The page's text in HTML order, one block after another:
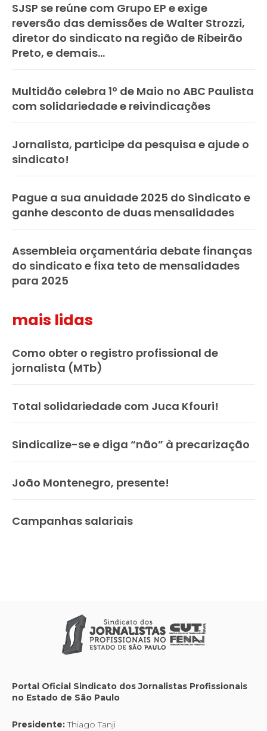
SJSP se reúne com Grupo EP e exige
reversão das demissões de Walter Strozzi,
diretor do sindicato na região de Ribeirão
Preto, e demais...
Multidão celebra 1º de Maio no ABC Paulista
com solidariedade e reivindicações
Jornalista, participe da pesquisa e ajude o
sindicato!
Pague a sua anuidade 2025 do Sindicato e
ganhe desconto de duas mensalidades
Assembleia orçamentária debate finanças
do sindicato e fixa teto de mensalidades
para 2025
mais lidas
Como obter o registro profissional de
jornalista (MTb)
Total solidariedade com Juca Kfouri!
Sindicalize-se e diga “não” à precarização
João Montenegro, presente!
Campanhas salariais
Portal Oficial Sindicato dos Jornalistas Profissionais
no Estado de São Paulo
Presidente:Thiago Tanji